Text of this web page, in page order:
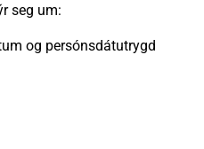
seg um:
og persónsdátutrygd